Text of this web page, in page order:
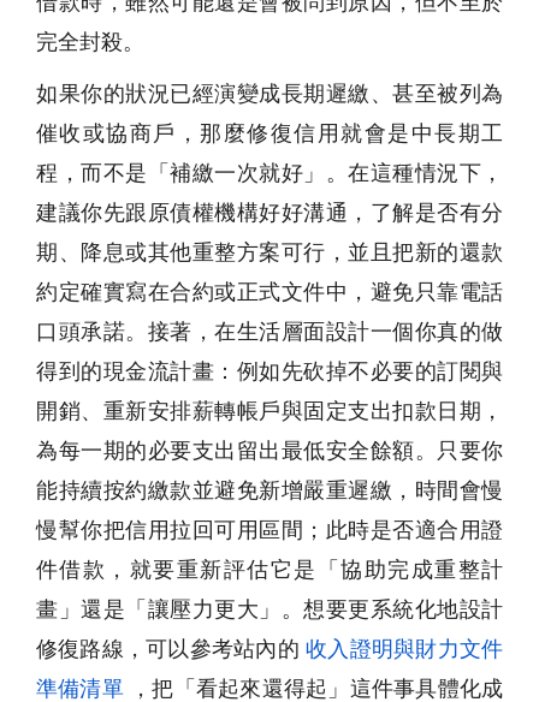
完全封殺。
如果你的狀況已經演變成長期遲繳、甚至被列為
催收或協商戶，那麼修復信用就會是中長期工
程，而不是「補繳一次就好」。在這種情況下，
建議你先跟原債權機構好好溝通，了解是否有分
期、降息或其他重整方案可行，並且把新的還款
約定確實寫在合約或正式文件中，避免只靠電話
口頭承諾。接著，在生活層面設計一個你真的做
得到的現金流計畫：例如先砍掉不必要的訂閱與
開銷、重新安排薪轉帳戶與固定支出扣款日期，
為每一期的必要支出留出最低安全餘額。只要你
能持續按約繳款並避免新增嚴重遲繳，時間會慢
慢幫你把信用拉回可用區間；此時是否適合用證
件借款，就要重新評估它是「協助完成重整計
畫」還是「讓壓力更大」。想要更系統化地設計
修復路線，可以參考站內的收入證明與財力文件
準備清單，把「看起來還得起」這件事具體化成